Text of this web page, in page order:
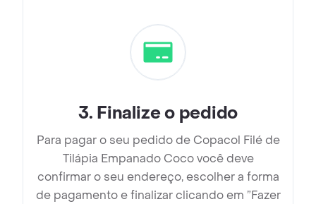
3. Finalize o pedido
Para pagar o seu pedido de Copacol Filé de
Tilápia Empanado Coco você deve
confirmar o seu endereço, escolher a forma
de pagamento e finalizar clicando em ”Fazer